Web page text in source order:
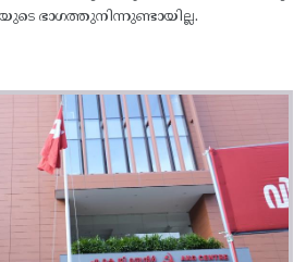
ഭാഗത്തുനിന്നുണ്ടായില്ല.